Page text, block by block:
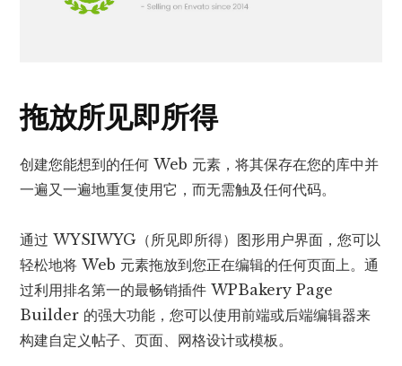
拖放所见即所得
创建您能想到的任何 Web 元素，将其保存在您的库中并
一遍又一遍地重复使用它，而无需触及任何代码。
通过 WYSIWYG（所见即所得）图形用户界面，您可以
轻松地将 Web 元素拖放到您正在编辑的任何页面上。通
过利用排名第一的最畅销插件 WPBakery Page
Builder 的强大功能，您可以使用前端或后端编辑器来
构建自定义帖子、页面、网格设计或模板。